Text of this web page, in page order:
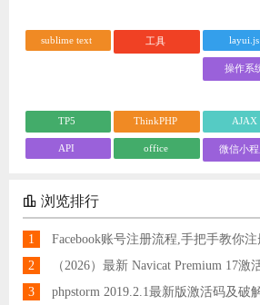
sublime text 工具 layui.js
操作系
TP5 ThinkPHP AJAX
API office 微信小
浏览排行
1
Facebook账号注册流程,手把手教你
2
（2026）最新 Navicat Premium 17激
3
phpstorm 2019.2.1最新版激活码及破